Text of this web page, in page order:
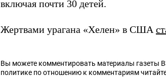
включая почти 30 детей.
Жертвами урагана «Хелен» в США
Вы можете комментировать материалы газеты
политике по отношению к комментариям